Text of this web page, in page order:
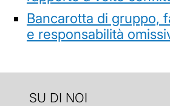
Bancarotta di gruppo,
e responsabilità
SU DI NOI